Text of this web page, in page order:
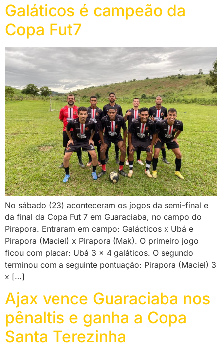
Galáticos é campeão da
Copa Fut7
No sábado (23) aconteceram os jogos da semi-final e
da final da Copa Fut 7 em Guaraciaba, no campo do
Pirapora. Entraram em campo: Galácticos x Ubá e
Pirapora (Maciel) x Pirapora (Mak). O primeiro jogo
ficou com placar: Ubá 3 x 4 galáticos. O segundo
terminou com a seguinte pontuação: Pirapora (Maciel) 3
x […]
Ajax vence Guaraciaba nos
pênaltis e ganha a Copa
Santa Terezinha